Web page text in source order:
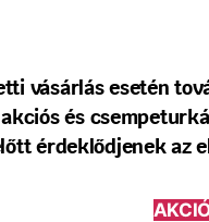
vásárlás esetén
és
érdeklődjenek az